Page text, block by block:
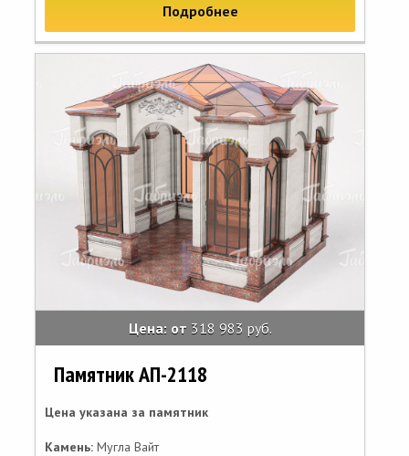
Подробнее
Цена: от 318 983 руб.
Памятник АП-2118
Цена указана за памятник
Камень: Мугла Вайт